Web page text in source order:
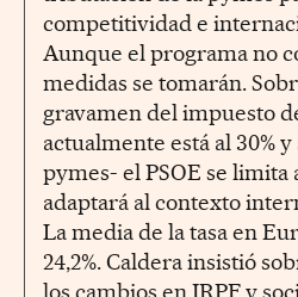
competitividad e
Aunque el programa no
medidas se tomarán.
gravamen del impuesto
actualmente está al 30% y
pymes- el PSOE se limita
adaptará al contexto
La media de la tasa en
24,2%. Caldera insistió
los cambios en IRPF y